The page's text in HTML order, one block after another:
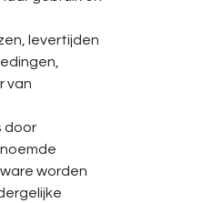
levertijden
van
door
worden